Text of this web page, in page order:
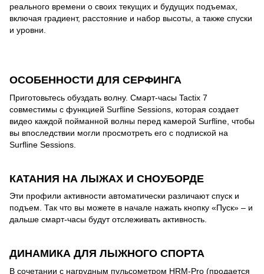
реального времени о своих текущих и будущих подъемах,
включая градиент, расстояние и набор высоты, а также спуски
и уровни.
ОСОБЕННОСТИ ДЛЯ СЕРФИНГА
Приготовьтесь обуздать волну. Смарт-часы Tactix 7
совместимы с функцией Surfline Sessions, которая создает
видео каждой пойманной волны перед камерой Surfline, чтобы
вы впоследствии могли просмотреть его с подпиской на
Surfline Sessions.
КАТАНИЯ НА ЛЫЖАХ И СНОУБОРДЕ
Эти профили активности автоматически различают спуск и
подъем. Так что вы можете в начале нажать кнопку «Пуск» – и
дальше смарт-часы будут отслеживать активность.
ДИНАМИКА ДЛЯ ЛЫЖНОГО СПОРТА
В сочетании с нагрудным пульсометром HRM-Pro (продается